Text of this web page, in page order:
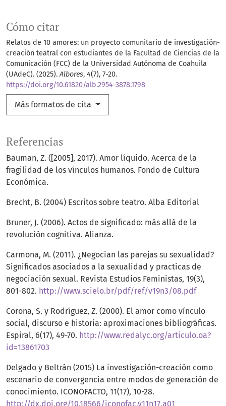
Cómo citar
Relatos de 10 amores: un proyecto comunitario de investigación-
creación teatral con estudiantes de la Facultad de Ciencias de la
Comunicación (FCC) de la Universidad Autónoma de Coahuila
(UAdeC). (2025).Albores, 4(7), 7-20.
https://doi.org/10.61820/alb.2954-3878.1798
Más formatos de cita
Referencias
Bauman, Z. ([2005], 2017). Amor líquido. Acerca de la
fragilidad de los vínculos humanos. Fondo de Cultura
Económica.
Brecht, B. (2004) Escritos sobre teatro. Alba Editorial
Bruner, J. (2006). Actos de significado: más allá de la
revolución cognitiva. Alianza.
Carmona, M. (2011). ¿Negocian las parejas su sexualidad?
Significados asociados a la sexualidad y practicas de
negociación sexual. Revista Estudios Feministas, 19(3),
801-802. http://www.scielo.br/pdf/ref/v19n3/08.pdf
Corona, S. y Rodríguez, Z. (2000). El amor como vínculo
social, discurso e historia: aproximaciones bibliográficas.
Espiral, 6(17), 49-70. http://www.redalyc.org/articulo.oa?
id=13861703
Delgado y Beltrán (2015) La investigación-creación como
escenario de convergencia entre modos de generación de
conocimiento. ICONOFACTO, 11(17), 10-28.
http://dx.doi.org/10.18566/iconofac.v11n17.a01